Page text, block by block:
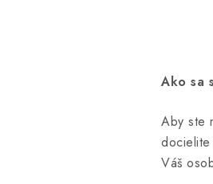
Ako sa
Aby ste
Váš